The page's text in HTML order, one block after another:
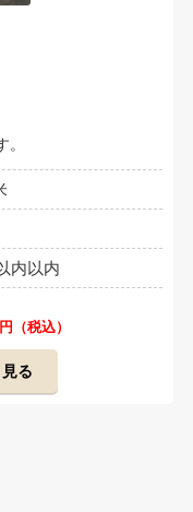
内以内
円（税込）
る